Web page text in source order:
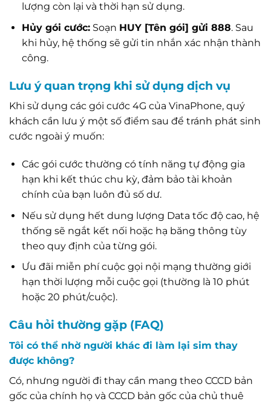
lượng còn lại và thời hạn sử dụng.
Hủy gói cước:Soạn HUY [Tên gói] gửi 888. Sau
khi hủy, hệ thống sẽ gửi tin nhắn xác nhận thành
công.
Lưu ý quan trọng khi sử dụng dịch vụ
Khi sử dụng các gói cước 4G của VinaPhone, quý
khách cần lưu ý một số điểm sau để tránh phát sinh
cước ngoài ý muốn:
Các gói cước thường có tính năng tự động gia
hạn khi kết thúc chu kỳ, đảm bảo tài khoản
chính của bạn luôn đủ số dư.
Nếu sử dụng hết dung lượng Data tốc độ cao, hệ
thống sẽ ngắt kết nối hoặc hạ băng thông tùy
theo quy định của từng gói.
Ưu đãi miễn phí cuộc gọi nội mạng thường giới
hạn thời lượng mỗi cuộc gọi (thường là 10 phút
hoặc 20 phút/cuộc).
Câu hỏi thường gặp (FAQ)
Tôi có thể nhờ người khác đi làm lại sim thay
được không?
Có, nhưng người đi thay cần mang theo CCCD bản
gốc của chính họ và CCCD bản gốc của chủ thuê